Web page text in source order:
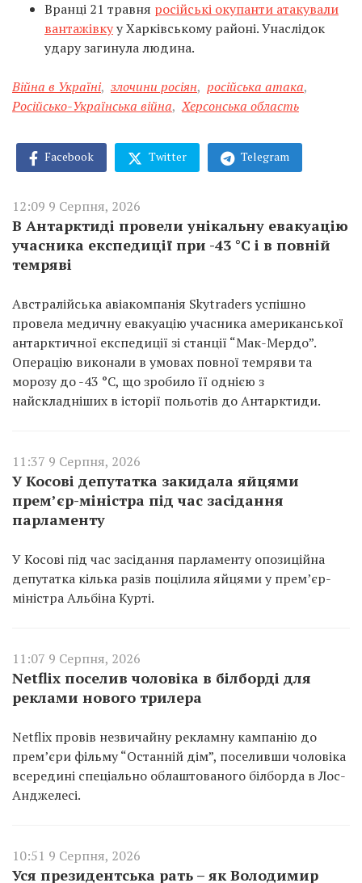
Вранці 21 травня російські окупанти атакували
вантажівкуу Харківському районі. Унаслідок
удару загинула людина.
Війна в Україні, злочини росіян, російська атака,
Російсько-Українська війна, Херсонська область
Facebook Twitter Telegram
12:09 9 Серпня, 2026
В Антарктиді провели унікальну евакуацію
учасника експедиції при -43 °C і в повній
темряві
Австралійська авіакомпанія Skytraders успішно
провела медичну евакуацію учасника американської
антарктичної експедиції зі станції “Мак-Мердо”.
Операцію виконали в умовах повної темряви та
морозу до -43 °C, що зробило її однією з
найскладніших в історії польотів до Антарктиди.
11:37 9 Серпня, 2026
У Косові депутатка закидала яйцями
прем’єр-міністра під час засідання
парламенту
У Косові під час засідання парламенту опозиційна
депутатка кілька разів поцілила яйцями у прем’єр-
міністра Альбіна Курті.
11:07 9 Серпня, 2026
Netflix поселив чоловіка в білборді для
реклами нового трилера
Netflix провів незвичайну рекламну кампанію до
прем’єри фільму “Останній дім”, поселивши чоловіка
всередині спеціально облаштованого білборда в Лос-
Анджелесі.
10:51 9 Серпня, 2026
Уся президентська рать – як Володимир